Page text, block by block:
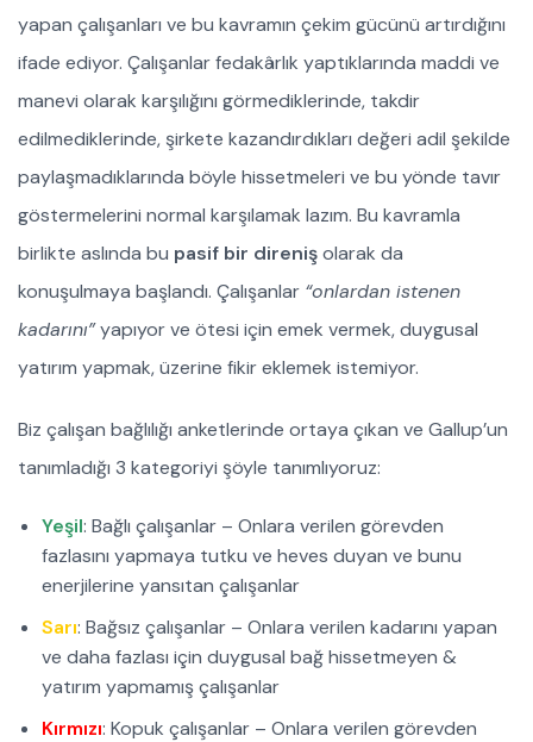
yapan çalışanları ve bu kavramın çekim gücünü artırdığını
ifade ediyor. Çalışanlar fedakârlık yaptıklarında maddi ve
manevi olarak karşılığını görmediklerinde, takdir
edilmediklerinde, şirkete kazandırdıkları değeri adil şekilde
paylaşmadıklarında böyle hissetmeleri ve bu yönde tavır
göstermelerini normal karşılamak lazım. Bu kavramla
birlikte aslında bu pasif bir direnişolarak da
konuşulmaya başlandı. Çalışanlar “onlardan istenen
kadarını”yapıyor ve ötesi için emek vermek, duygusal
yatırım yapmak, üzerine fikir eklemek istemiyor.
Biz çalışan bağlılığı anketlerinde ortaya çıkan ve Gallup’un
tanımladığı 3 kategoriyi şöyle tanımlıyoruz:
Yeşil: Bağlı çalışanlar – Onlara verilen görevden
fazlasını yapmaya tutku ve heves duyan ve bunu
enerjilerine yansıtan çalışanlar
Sarı: Bağsız çalışanlar – Onlara verilen kadarını yapan
ve daha fazlası için duygusal bağ hissetmeyen &
yatırım yapmamış çalışanlar
Kırmızı: Kopuk çalışanlar – Onlara verilen görevden